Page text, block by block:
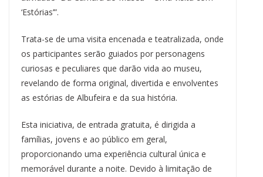
‘Estórias’”.
Trata-se de uma visita encenada e teatralizada, onde
os participantes serão guiados por personagens
curiosas e peculiares que darão vida ao museu,
revelando de forma original, divertida e envolventes
as estórias de Albufeira e da sua história.
Esta iniciativa, de entrada gratuita, é dirigida a
famílias, jovens e ao público em geral,
proporcionando uma experiência cultural única e
memorável durante a noite. Devido à limitação de